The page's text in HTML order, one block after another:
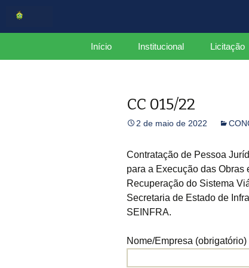
Centro de Serviços
Início Institucional
Organograma
Mapa do Site
Plano de Integridade
Relatório Gerencial
CCGov
Licitação
CC 015/22
2 de maio de 2022
Contratação de Pessoa
para a Execução das
Recuperação do Sistema
Secretaria de Estado de
SEINFRA.
Nome/Empresa (obrigatório)